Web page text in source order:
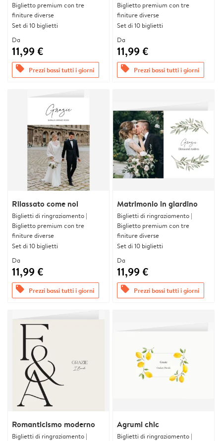
Biglietto premium con tre
finiture diverse
Set di 10 biglietti
Da
11,99 €
offers Prezzi bassi tutti i giorni
Biglietto premium con tre
finiture diverse
Set di 10 biglietti
Da
11,99 €
offers Prezzi bassi tutti i giorni
Rilassato come noi
Biglietti di ringraziamento |
Biglietto premium con tre
finiture diverse
Set di 10 biglietti
Da
11,99 €
offers Prezzi bassi tutti i giorni
Matrimonio in giardino
Biglietti di ringraziamento |
Biglietto premium con tre
finiture diverse
Set di 10 biglietti
Da
11,99 €
offers Prezzi bassi tutti i giorni
Romanticismo moderno
Biglietti di ringraziamento |
Agrumi chic
Biglietti di ringraziamento |